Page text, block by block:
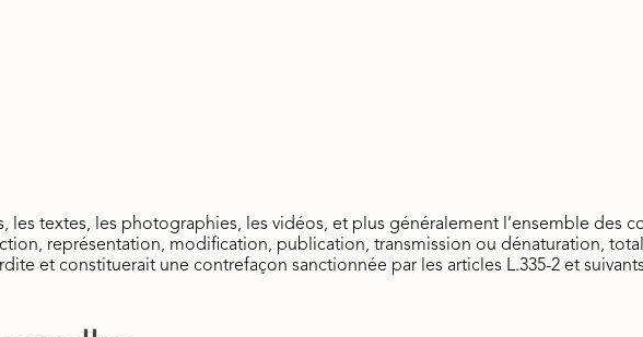
les textes, les photographies, les vidéos, et plus généralement l’ensemble des
représentation, modification, publication, transmission ou dénaturation,
et constituerait une contrefaçon sanctionnée par les articles L.335-2 et